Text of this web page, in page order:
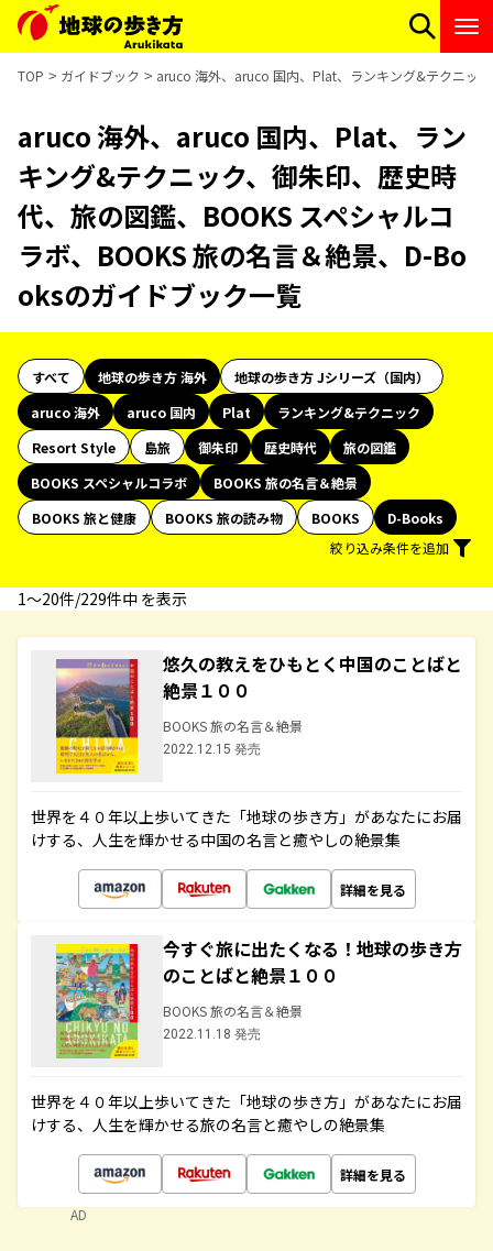
TOP ガイドブック aruco 海外、aruco 国内、Plat、ランキング&テクニッ
aruco 海外、aruco 国内、Plat、ラン
キング&テクニック、御朱印、歴史時
代、旅の図鑑、BOOKS スペシャルコ
ラボ、BOOKS 旅の名言＆絶景、D-Bo
oksのガイドブック一覧
すべて 地球の歩き方 海外
地球の歩き方 Jシリーズ（国内）
aruco 海外
aruco 国内 Plat
ランキング&テクニック
Resort Style
島旅 御朱印 歴史時代
旅の図鑑
BOOKS スペシャルコラボ
BOOKS 旅の名言＆絶景
BOOKS 旅と健康
BOOKS 旅の読み物 BOOKS
D-Books
絞り込み条件を追加
1〜20件/229件中 を表示
悠久の教えをひもとく中国のことばと
絶景１００
BOOKS 旅の名言＆絶景
2022.12.15 発売
世界を４０年以上歩いてきた「地球の歩き方」があなたにお届
けする、人生を輝かせる中国の名言と癒やしの絶景集
詳細を見る
今すぐ旅に出たくなる！地球の歩き方
のことばと絶景１００
BOOKS 旅の名言＆絶景
2022.11.18 発売
世界を４０年以上歩いてきた「地球の歩き方」があなたにお届
けする、人生を輝かせる旅の名言と癒やしの絶景集
詳細を見る
AD